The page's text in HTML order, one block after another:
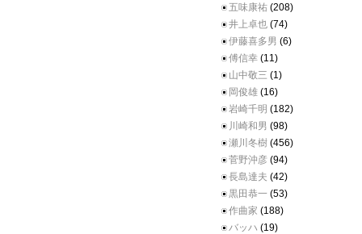
五味康祐 (208)
井上卓也 (74)
伊藤喜多男 (6)
傅信幸 (11)
山中敬三 (1)
岡俊雄 (16)
岩崎千明 (182)
川崎和男 (98)
瀬川冬樹 (456)
菅野沖彦 (94)
長島達夫 (42)
黒田恭一 (53)
作曲家 (188)
バッハ (19)